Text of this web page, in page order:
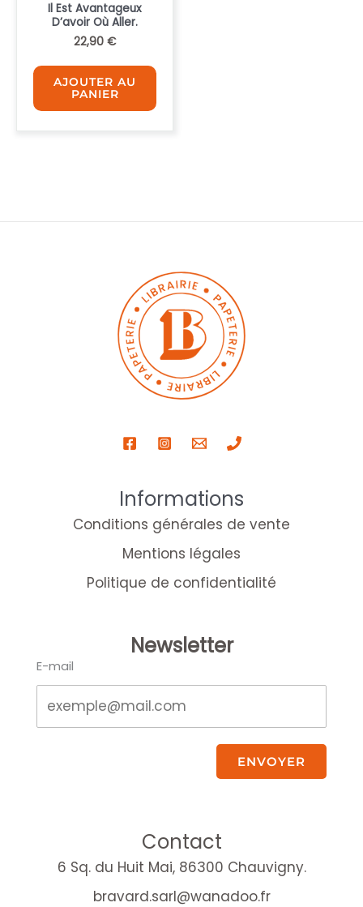
Il Est Avantageux
D’avoir Où Aller.
22,90 €
AJOUTER AU
PANIER
Informations
Conditions générales de vente
Mentions légales
Politique de confidentialité
Newsletter
E-mail
ENVOYER
Contact
6 Sq. du Huit Mai, 86300 Chauvigny.
bravard.sarl@wanadoo.fr